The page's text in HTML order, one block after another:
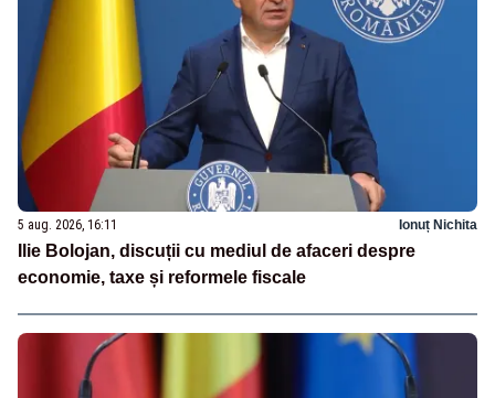
5 aug. 2026, 16:11 Ionuț Nichita
Ilie Bolojan, discuții cu mediul de afaceri despre
economie, taxe și reformele fiscale